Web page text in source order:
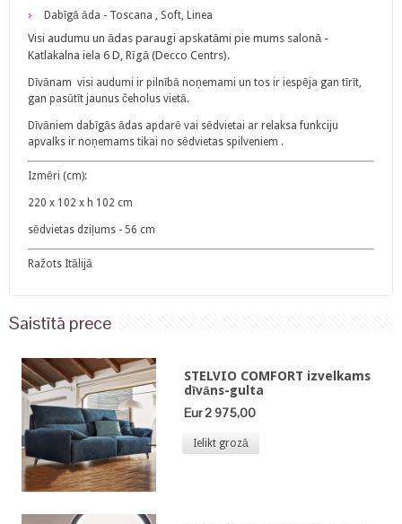
Dabīgā āda - Toscana , Soft, Linea
Visi audumu un ādas paraugi apskatāmi pie mums salonā -
Katlakalna iela 6 D, Rīgā (Decco Centrs).
Dīvānam visi audumi ir pilnībā noņemami un tos ir iespēja gan tīrīt,
gan pasūtīt jaunus čeholus vietā.
Dīvāniem dabīgās ādas apdarē vai sēdvietai ar relaksa funkciju
apvalks ir noņemams tikai no sēdvietas spilveniem .
Izmēri (cm):
220 x 102 x h 102 cm
sēdvietas dziļums - 56 cm
Ražots Itālijā
Saistītā prece
STELVIO COMFORT izvelkams
dīvāns-gulta
Eur 2 975,00
Ielikt grozā